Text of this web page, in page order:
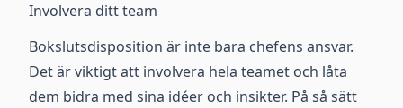
Involvera ditt team
Bokslutsdisposition är inte bara chefens ansvar.
Det är viktigt att involvera hela teamet och låta
dem bidra med sina idéer och insikter. På så sätt